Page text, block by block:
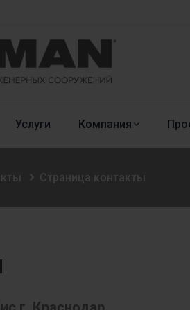
Услуги Компания
Страница контакты